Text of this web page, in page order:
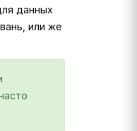
данных
или же